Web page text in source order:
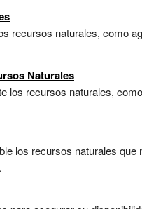
recursos naturales, como
Naturales
los recursos naturales,
los recursos naturales